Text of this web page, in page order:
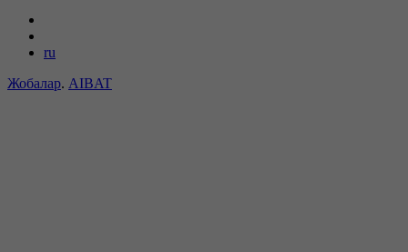
ru
Жобалар. AIBAT